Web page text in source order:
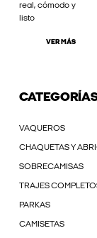
real, cómodo y
listo
VER MÁS
VAQUEROS
CHAQUETAS Y
SOBRECAMISAS
TRAJES
PARKAS
CAMISETAS